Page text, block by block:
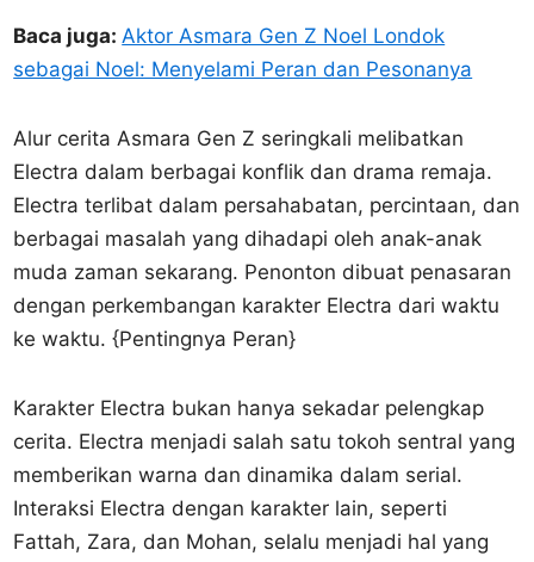
Baca juga:Aktor Asmara Gen Z Noel Londok
sebagai Noel: Menyelami Peran dan Pesonanya
Alur cerita Asmara Gen Z seringkali melibatkan
Electra dalam berbagai konflik dan drama remaja.
Electra terlibat dalam persahabatan, percintaan, dan
berbagai masalah yang dihadapi oleh anak-anak
muda zaman sekarang. Penonton dibuat penasaran
dengan perkembangan karakter Electra dari waktu
ke waktu. {Pentingnya Peran}
Karakter Electra bukan hanya sekadar pelengkap
cerita. Electra menjadi salah satu tokoh sentral yang
memberikan warna dan dinamika dalam serial.
Interaksi Electra dengan karakter lain, seperti
Fattah, Zara, dan Mohan, selalu menjadi hal yang